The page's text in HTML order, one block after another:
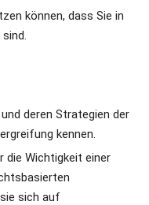
können, dass Sie in
deren Strategien der
kennen.
die Wichtigkeit einer
sich auf